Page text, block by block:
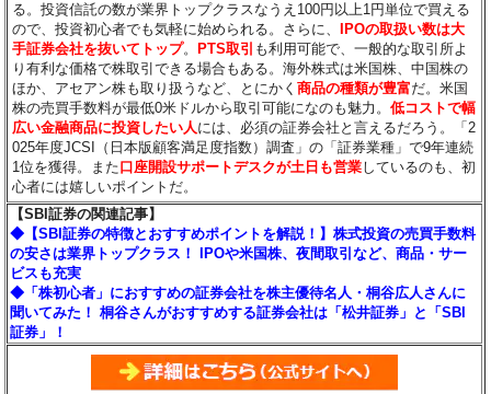
る。投資信託の数が業界トップクラスなうえ100円以上1円単位で買える
ので、投資初心者でも気軽に始められる。さらに、
IPOの取扱い数は大
手証券会社を抜いてトップ。 PTS取引 も利用可能で、一般的な取引所よ
り有利な価格で株取引できる場合もある。海外株式は米国株、中国株の
ほか、アセアン株も取り扱うなど、とにかく商品の種類が豊富だ。米国
株の売買手数料が最低0米ドルから取引可能になのも魅力。低コストで幅
広い金融商品に投資したい人には、必須の証券会社と言えるだろう。「2
025年度JCSI（日本版顧客満足度指数）調査」の「証券業種」で9年連続
1位を獲得。また口座開設サポートデスクが土日も営業しているのも、初
心者には嬉しいポイントだ。
【SBI証券の関連記事】
◆【SBI証券の特徴とおすすめポイントを解説！】株式投資の売買手数料
の安さは業界トップクラス！ IPOや米国株、夜間取引など、商品・サー
ビスも充実
◆「株初心者」におすすめの証券会社を株主優待名人・桐谷広人さんに
聞いてみた！ 桐谷さんがおすすめする証券会社は「松井証券」と「SBI
証券」！